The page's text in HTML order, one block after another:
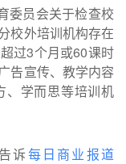
委员会关于检查校
校外培训机构存在
过3个月或60课时
告宣传、教学内容
、学而思等培训机
诉每日商业报道